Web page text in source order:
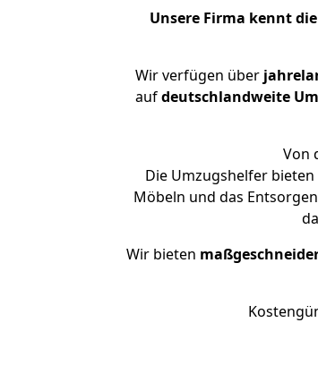
Unsere Firma kennt
Wir verfügen über
aufdeutschlandweite
Von
Die Umzugshelfer
Möbeln und das
Wir bieten